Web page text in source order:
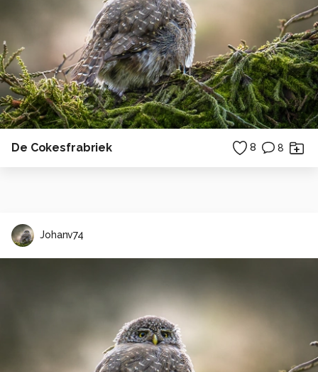
De Cokesfrabriek 8 8
Johanv74